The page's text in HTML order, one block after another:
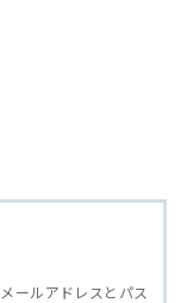
メールアドレスとパス